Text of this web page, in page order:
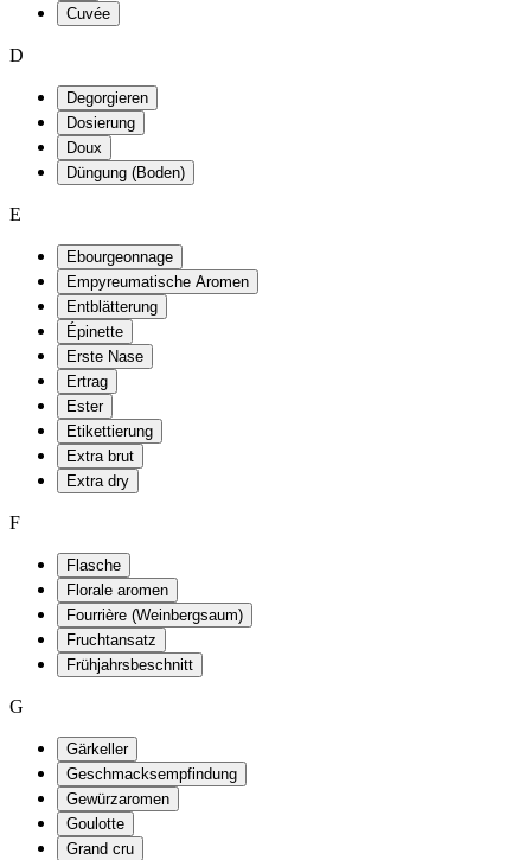
Cuvée
D
Degorgieren
Dosierung
Doux
Düngung (Boden)
E
Ebourgeonnage
Empyreumatische Aromen
Entblätterung
Épinette
Erste Nase
Ertrag
Ester
Etikettierung
Extra brut
Extra dry
F
Flasche
Florale aromen
Fourrière (Weinbergsaum)
Fruchtansatz
Frühjahrsbeschnitt
G
Gärkeller
Geschmacksempfindung
Gewürzaromen
Goulotte
Grand cru